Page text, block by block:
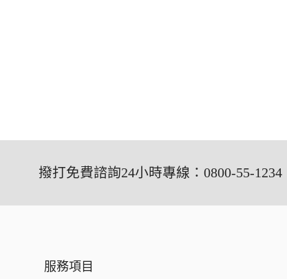
撥打免費諮詢24小時專線：0800-55-1234
服務項目